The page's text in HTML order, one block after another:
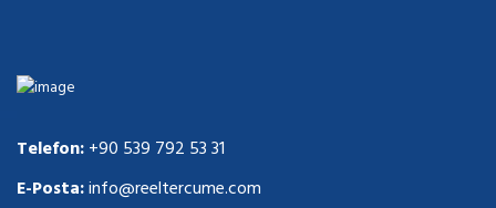
Telefon:+90 539 792 53 31
E-Posta:info@reeltercume.com